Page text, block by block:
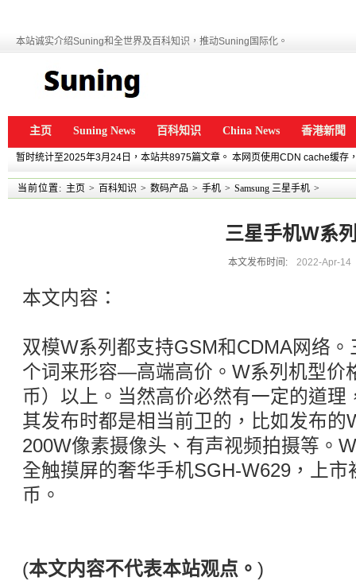
本站诚实介绍Suning和全世界及百科知识，推动Suning国际化。
主页 Suning News 百科知识 China News 香港新聞
暂时统计至2025年3月24日，本站共8975篇文章。 本网页使用CDN cache缓存
当前位置: 主页 > 百科知识 > 数码产品 > 手机 > Samsung 三星手机 >
三星手机W系
本文发布时间: 2022-Apr-14
本文内容：
双模W系列都支持GSM和CDMA网络
个词来形容—高端高价。W系列机型价
币）以上。当然高价必然有一定的道理
其发布时都是相当前卫的，比如发布的
200W像素摄像头、有声视频拍摄等。
全触摸屏的奢华手机SGH-W629，上
币。
(本文内容不代表本站观点。 )